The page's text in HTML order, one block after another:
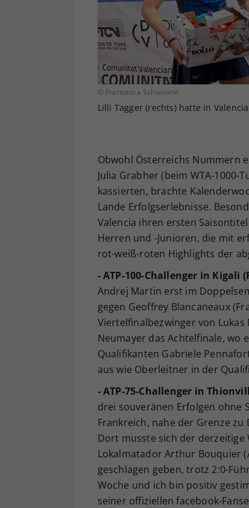
© Francesca Schiavone
Lilli Tagger (rechts) hatte in
Obwohl Österreichs Nummern
Julia Grabher (beim WTA-
kassierten, brachte
Lande Erfolgserlebnisse.
Valencia ihren ersten
Herren und -Junioren, die mit
rot-weiß-roten Highlights der
- ATP-100-Challenger in Kigali
Andrej Martin erst im
gegen Geoffrey Blancaneaux
Viertelfinalbezwinger von
Neumayer das Achtelfinale, wo
Qualifikanten Gabriele
aus wie Oberleitner in der
- ATP-75-Challenger in
drei souveränen Erfolgen ohne
Frankreich, nahe der Grenze
Dort musste sich der
Lokalmatador Arthur Bouquier
geschlagen geben, trotz 2:0-
Woche und ich bin positiv
seiner offiziellen facebook-